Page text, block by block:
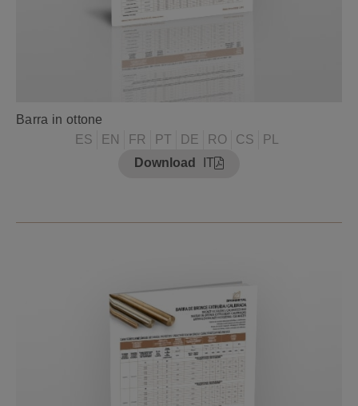
Barra in ottone
ES
EN FR PT DE RO CS
PL
Download
IT